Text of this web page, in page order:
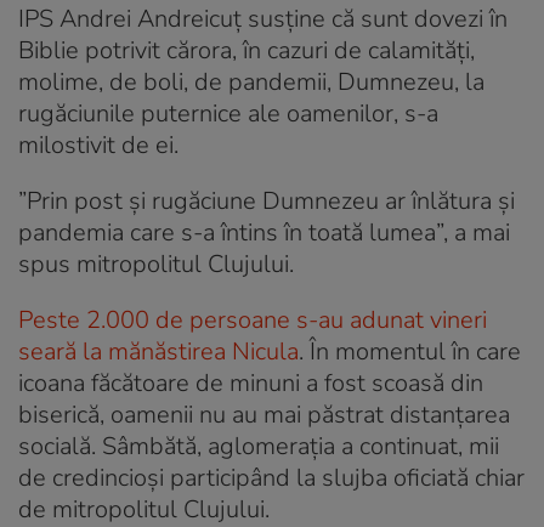
IPS Andrei Andreicuț susține că sunt dovezi în
Biblie potrivit cărora, în cazuri de calamități,
molime, de boli, de pandemii, Dumnezeu, la
rugăciunile puternice ale oamenilor, s-a
milostivit de ei.
”Prin post și rugăciune Dumnezeu ar înlătura și
pandemia care s-a întins în toată lumea”, a mai
spus mitropolitul Clujului.
Peste 2.000 de persoane s-au adunat vineri
seară la mănăstirea Nicula. În momentul în care
icoana făcătoare de minuni a fost scoasă din
biserică, oamenii nu au mai păstrat distanțarea
socială. Sâmbătă, aglomerația a continuat, mii
de credincioși participând la slujba oficiată chiar
de mitropolitul Clujului.